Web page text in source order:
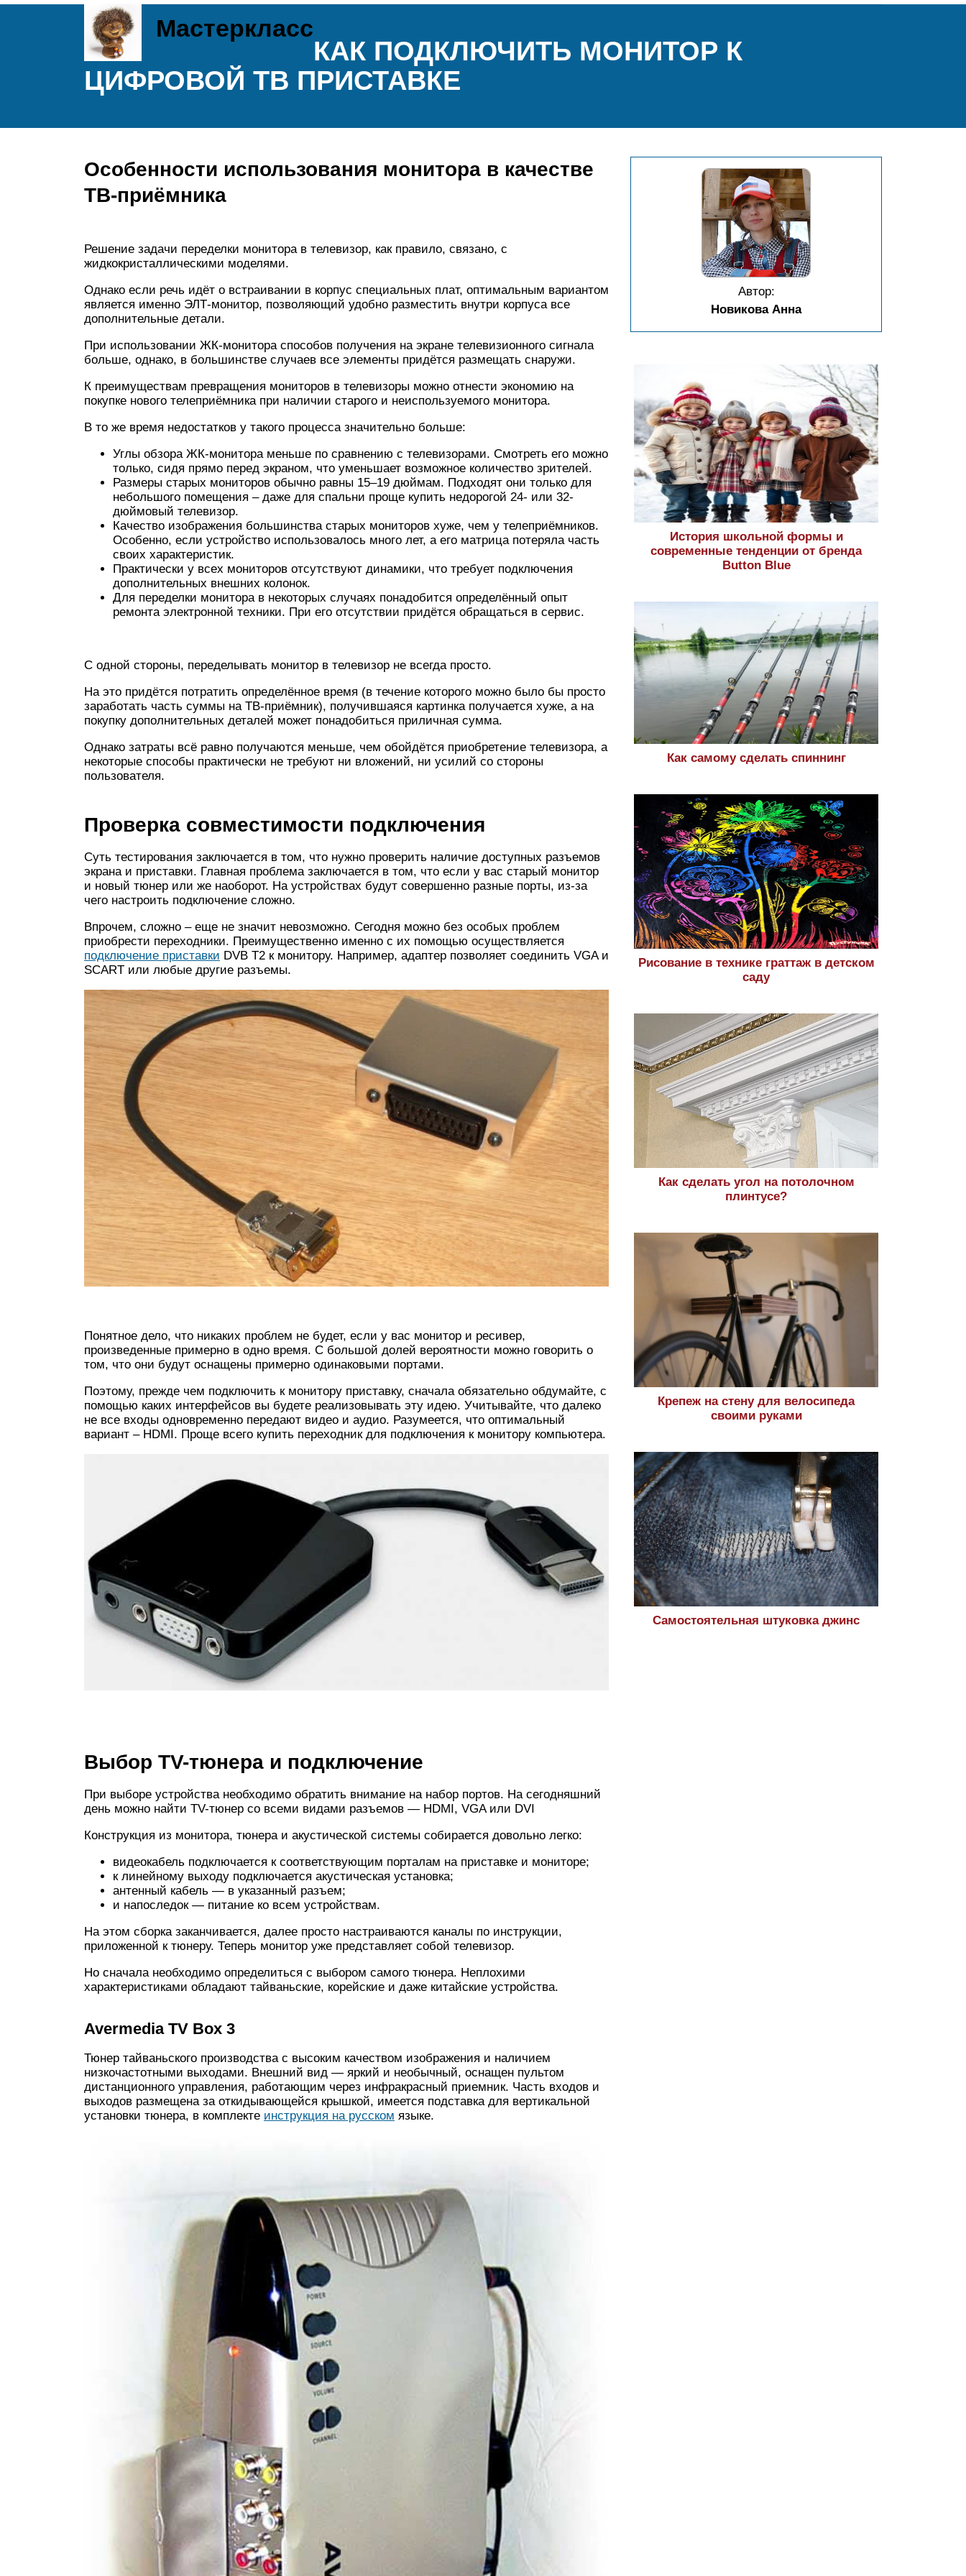
Мастеркласс
КАК ПОДКЛЮЧИТЬ МОНИТОР К
ЦИФРОВОЙ ТВ ПРИСТАВКЕ
Особенности использования монитора в качестве
ТВ-приёмника
Решение задачи переделки монитора в телевизор, как правило, связано, с
жидкокристаллическими моделями.
Однако если речь идёт о встраивании в корпус специальных плат, оптимальным вариантом
является именно ЭЛТ-монитор, позволяющий удобно разместить внутри корпуса все
дополнительные детали.
При использовании ЖК-монитора способов получения на экране телевизионного сигнала
больше, однако, в большинстве случаев все элементы придётся размещать снаружи.
К преимуществам превращения мониторов в телевизоры можно отнести экономию на
покупке нового телеприёмника при наличии старого и неиспользуемого монитора.
В то же время недостатков у такого процесса значительно больше:
Углы обзора ЖК-монитора меньше по сравнению с телевизорами. Смотреть его можно
только, сидя прямо перед экраном, что уменьшает возможное количество зрителей.
Размеры старых мониторов обычно равны 15–19 дюймам. Подходят они только для
небольшого помещения – даже для спальни проще купить недорогой 24- или 32-
дюймовый телевизор.
Качество изображения большинства старых мониторов хуже, чем у телеприёмников.
Особенно, если устройство использовалось много лет, а его матрица потеряла часть
своих характеристик.
Практически у всех мониторов отсутствуют динамики, что требует подключения
дополнительных внешних колонок.
Для переделки монитора в некоторых случаях понадобится определённый опыт
ремонта электронной техники. При его отсутствии придётся обращаться в сервис.
С одной стороны, переделывать монитор в телевизор не всегда просто.
На это придётся потратить определённое время (в течение которого можно было бы просто
заработать часть суммы на ТВ-приёмник), получившаяся картинка получается хуже, а на
покупку дополнительных деталей может понадобиться приличная сумма.
Однако затраты всё равно получаются меньше, чем обойдётся приобретение телевизора, а
некоторые способы практически не требуют ни вложений, ни усилий со стороны
пользователя.
Проверка совместимости подключения
Суть тестирования заключается в том, что нужно проверить наличие доступных разъемов
экрана и приставки. Главная проблема заключается в том, что если у вас старый монитор
и новый тюнер или же наоборот. На устройствах будут совершенно разные порты, из-за
чего настроить подключение сложно.
Впрочем, сложно – еще не значит невозможно. Сегодня можно без особых проблем
приобрести переходники. Преимущественно именно с их помощью осуществляется
подключение приставки DVB T2 к монитору. Например, адаптер позволяет соединить VGA и
SCART или любые другие разъемы.
Понятное дело, что никаких проблем не будет, если у вас монитор и ресивер,
произведенные примерно в одно время. С большой долей вероятности можно говорить о
том, что они будут оснащены примерно одинаковыми портами.
Поэтому, прежде чем подключить к монитору приставку, сначала обязательно обдумайте, с
помощью каких интерфейсов вы будете реализовывать эту идею. Учитывайте, что далеко
не все входы одновременно передают видео и аудио. Разумеется, что оптимальный
вариант – HDMI. Проще всего купить переходник для подключения к монитору компьютера.
Выбор TV-тюнера и подключение
При выборе устройства необходимо обратить внимание на набор портов. На сегодняшний
день можно найти TV-тюнер со всеми видами разъемов — HDMI, VGA или DVI
Конструкция из монитора, тюнера и акустической системы собирается довольно легко:
видеокабель подключается к соответствующим порталам на приставке и мониторе;
к линейному выходу подключается акустическая установка;
антенный кабель — в указанный разъем;
и напоследок — питание ко всем устройствам.
На этом сборка заканчивается, далее просто настраиваются каналы по инструкции,
приложенной к тюнеру. Теперь монитор уже представляет собой телевизор.
Но сначала необходимо определиться с выбором самого тюнера. Неплохими
характеристиками обладают тайваньские, корейские и даже китайские устройства.
Avermedia TV Box 3
Тюнер тайваньского производства с высоким качеством изображения и наличием
низкочастотными выходами. Внешний вид — яркий и необычный, оснащен пультом
дистанционного управления, работающим через инфракрасный приемник. Часть входов и
выходов размещена за откидывающейся крышкой, имеется подставка для вертикальной
установки тюнера, в комплекте инструкция на русском языке.
Автор:
Новикова Анна
История школьной формы и
современные тенденции от бренда
Button Blue
Как самому сделать спиннинг
Рисование в технике граттаж в детском
саду
Как сделать угол на потолочном
плинтусе?
Крепеж на стену для велосипеда
своими руками
Самостоятельная штуковка джинс